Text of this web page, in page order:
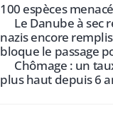
100 espèces
Le Danube à sec
nazis encore
bloque le passage
Chômage : un
plus haut depuis 6